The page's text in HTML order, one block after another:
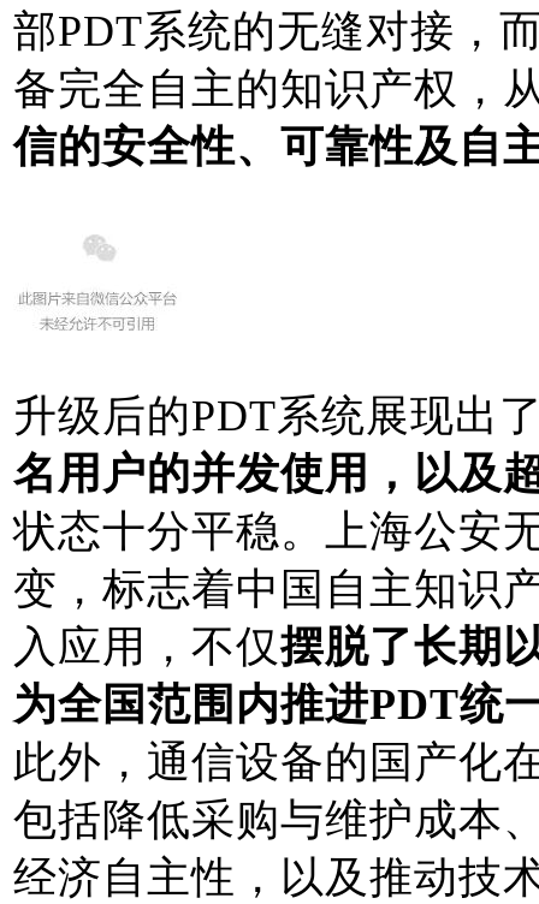
部PDT系统的无缝对接，
备完全自主的知识产权，
信的安全性、可靠性及自
升级后的PDT系统展现出
名用户的并发使用，以及
状态十分平稳。上海公安
变，标志着中国自主知识
入应用，不仅摆脱了长期
为全国范围内推进PDT统
此外，通信设备的国产化
包括降低采购与维护成本
经济自主性，以及推动技